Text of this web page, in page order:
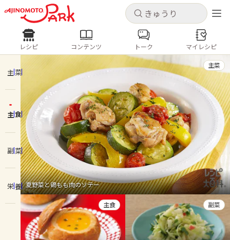
キャンセル
ログインするとレシピを保存できます
ログイン 新規登録
ホーム
コンテンツ
レシピ
トーク
よくあるお問い合わせ
キャンセル
レシピ コンテンツ
人気の食材・レシピ
きゅうり なす トマト
とうもろこし
ピーマン
みょうが ゴーヤ
レシピ コンテンツ トーク マイレシピ
主菜
主食
副菜
栄養 夏野菜と鶏もも肉のソテー
主菜
主食 副菜